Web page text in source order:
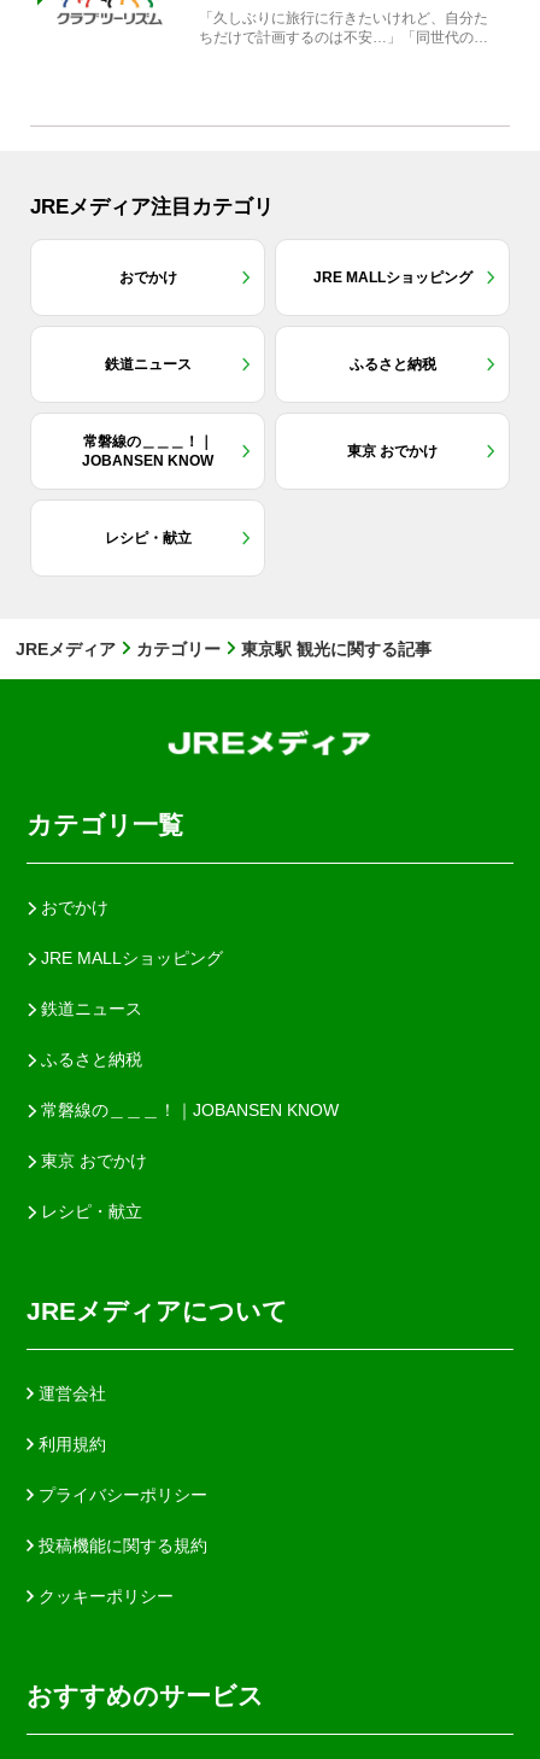
「久しぶりに旅行に行きたいけれど、自分た
ちだけで計画するのは不安…」「同世代の方
JREメディア注目カテゴリ
おでかけ JRE MALLショッピング
鉄道ニュース ふるさと納税
常磐線の＿＿＿！｜
JOBANSEN KNOW
東京 おでかけ
レシピ・献立
JREメディア カテゴリー 東京駅 観光に関する記事
カテゴリ一覧
おでかけ
JRE MALLショッピング
鉄道ニュース
ふるさと納税
常磐線の＿＿＿！｜JOBANSEN KNOW
東京 おでかけ
レシピ・献立
JREメディアについて
運営会社
利用規約
プライバシーポリシー
投稿機能に関する規約
クッキーポリシー
おすすめのサービス